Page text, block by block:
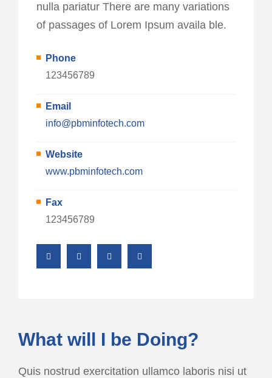
nulla pariatur There are many variations
of passages of Lorem Ipsum availa ble.
Phone
123456789
Email
info@pbminfotech.com
Website
www.pbminfotech.com
Fax
123456789
What will I be Doing?
Quis nostrud exercitation ullamco laboris nisi ut